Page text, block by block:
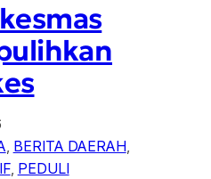
, BERITA DAERAH
, PEDULI